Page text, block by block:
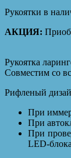
Рукоятки в
АКЦИЯ:
Рукоятка
Совместим со
Рифленый
При
При
При
LED-